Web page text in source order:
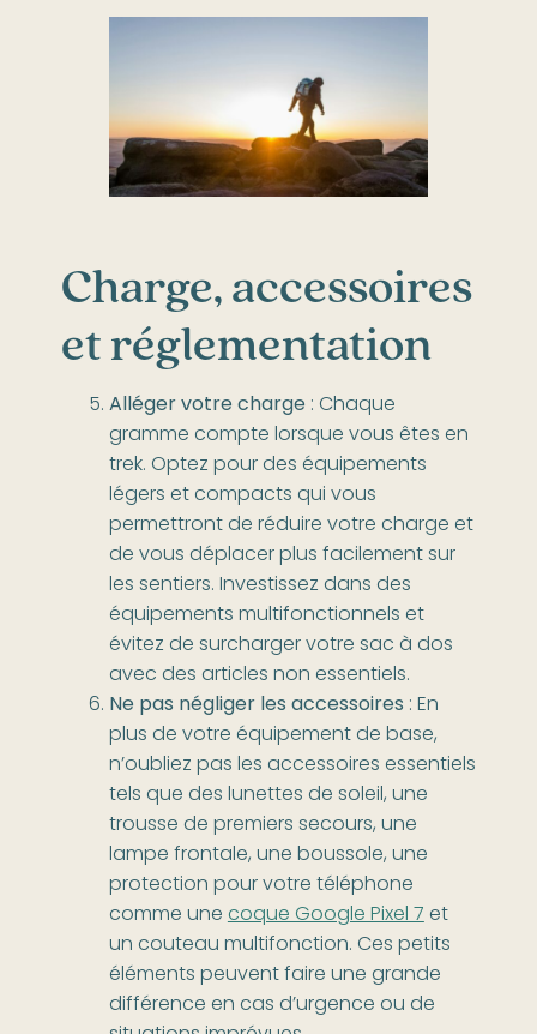
Charge, accessoires
et réglementation
Alléger votre charge: Chaque
gramme compte lorsque vous êtes en
trek. Optez pour des équipements
légers et compacts qui vous
permettront de réduire votre charge et
de vous déplacer plus facilement sur
les sentiers. Investissez dans des
équipements multifonctionnels et
évitez de surcharger votre sac à dos
avec des articles non essentiels.
Ne pas négliger les accessoires : En
plus de votre équipement de base,
n’oubliez pas les accessoires essentiels
tels que des lunettes de soleil, une
trousse de premiers secours, une
lampe frontale, une boussole, une
protection pour votre téléphone
comme unecoque Google Pixel 7et
un couteau multifonction. Ces petits
éléments peuvent faire une grande
différence en cas d’urgence ou de